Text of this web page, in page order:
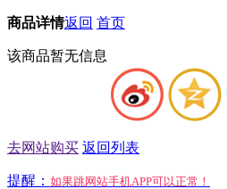
商品详情返回 首页
该商品暂无信息
去网站购买 返回列表
提醒： 如果跳网站手机APP可以正常！